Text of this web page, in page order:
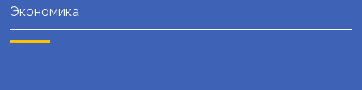
Экономика